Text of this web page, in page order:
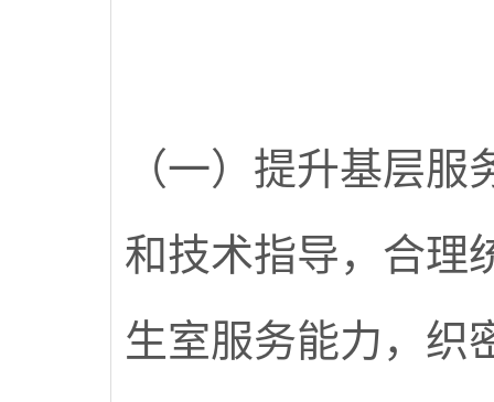
（一）提升基层
和技术指导，合理
生室服务能力，织